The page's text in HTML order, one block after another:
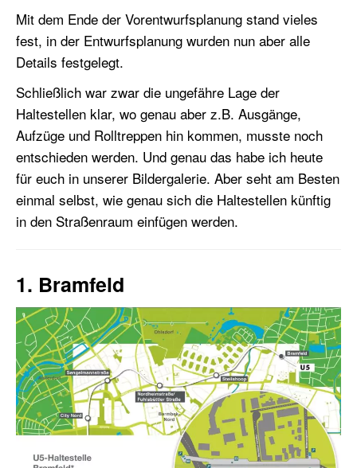
Mit dem Ende der Vorentwurfsplanung stand vieles
fest, in der Entwurfsplanung wurden nun aber alle
Details festgelegt.
Schließlich war zwar die ungefähre Lage der
Haltestellen klar, wo genau aber z.B. Ausgänge,
Aufzüge und Rolltreppen hin kommen, musste noch
entschieden werden. Und genau das habe ich heute
für euch in unserer Bildergalerie. Aber seht am Besten
einmal selbst, wie genau sich die Haltestellen künftig
in den Straßenraum einfügen werden.
1. Bramfeld